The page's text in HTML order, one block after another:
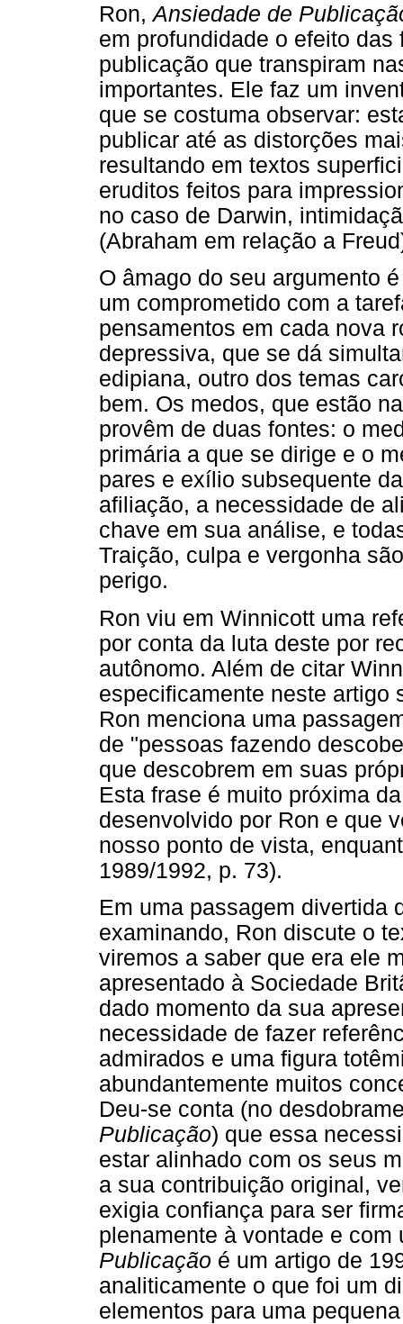
Ron,Ansiedade de
em profundidade o efeito
publicação que transpiram
importantes. Ele faz um
que se costuma observar:
publicar até as distorções
resultando em textos
eruditos feitos para
no caso de Darwin,
(Abraham em relação a
O âmago do seu argumento
um comprometido com a
pensamentos em cada nova
depressiva, que se dá
edipiana, outro dos temas
bem. Os medos, que estão
provêm de duas fontes: o
primária a que se dirige e o
pares e exílio subsequente
afiliação, a necessidade de
chave em sua análise, e
Traição, culpa e vergonha
perigo.
Ron viu em Winnicott uma
por conta da luta deste por
autônomo. Além de citar
especificamente neste artigo
Ron menciona uma
de "pessoas fazendo
que descobrem em suas
Esta frase é muito próxima
desenvolvido por Ron e que
nosso ponto de vista,
1989/1992, p. 73).
Em uma passagem divertida
examinando, Ron discute o
viremos a saber que era ele
apresentado à Sociedade
dado momento da sua
necessidade de fazer
admirados e uma figura
abundantemente muitos
Deu-se conta (no
Publicação) que essa
estar alinhado com os seus
a sua contribuição original,
exigia confiança para ser
plenamente à vontade e
Publicação é um artigo de
analiticamente o que foi um
elementos para uma